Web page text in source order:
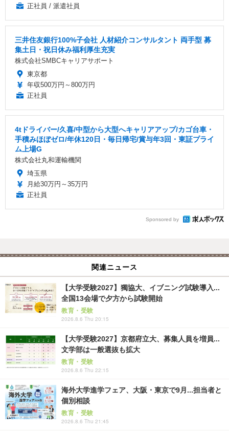
正社員 / 派遣社員
三井住友銀行100%子会社 人材紹介コンサルタント 両手型 募
集土日・祝日休み福利厚生充実
株式会社SMBCキャリアサポート
東京都
年収500万円～800万円
正社員
4tドライバー/久喜/中型から大型へキャリアアップ/カゴ台車・
手積みほぼゼロ/年休120日・毎日帰宅/賞与年3回・東証プライ
ム上場G
株式会社丸和運輸機関
埼玉県
月給30万円～35万円
正社員
Sponsored by
関連ニュース
【大学受験2027】獨協大、イブニング試験導入...
全国13会場で夕方から試験開始
教育・受験
2026.8.6 Thu 20:15
【大学受験2027】京都府立大、募集人員を増員...
文学部は一般選抜も拡大
教育・受験
2026.8.6 Thu 22:15
海外大学進学フェア、大阪・東京で9月...担当者と
個別相談
教育・受験
2026.8.6 Thu 21:45